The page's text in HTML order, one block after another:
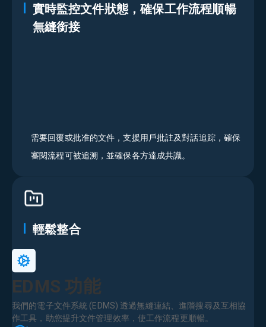
實時監控文件狀態，確保工作流程順暢
無縫銜接
需要回覆或批准的文件，支援用戶批註及對話追踪，確保
審閱流程可被追溯，並確保各方達成共識。
輕鬆整合
主要特色
EDMS 功能
我們的電子文件系統 (EDMS) 透過無縫連結、進階搜尋及互相協
作工具，助您提升文件管理效率，使工作流程更順暢。